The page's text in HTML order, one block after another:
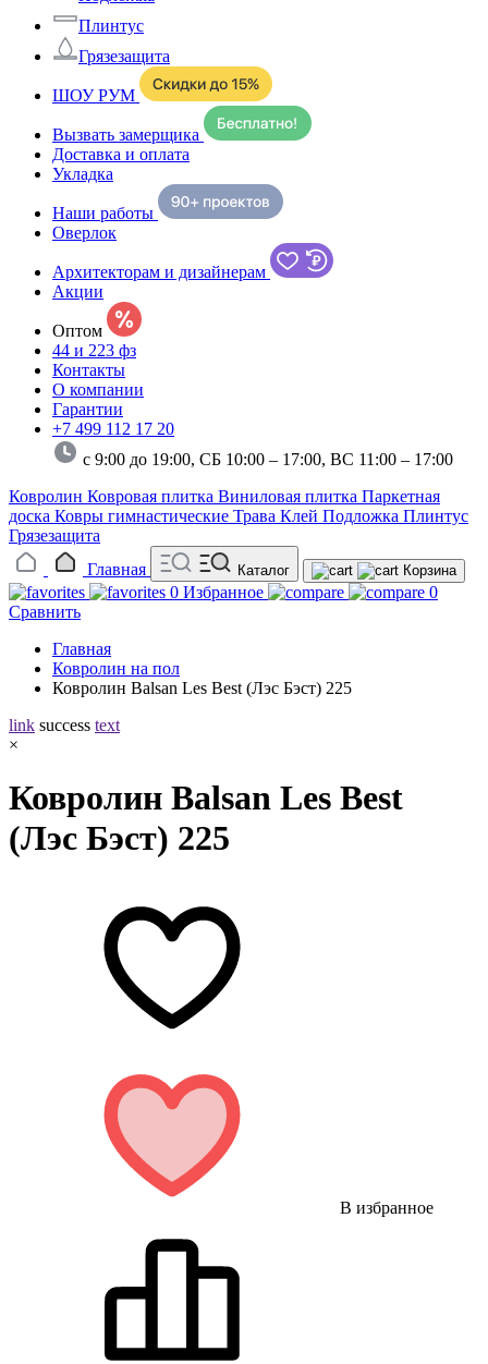
Плинтус
Грязезащита
ШОУ РУМ
Вызвать замерщика
Доставка и оплата
Укладка
Наши работы
Оверлок
Архитекторам и дизайнерам
Акции
Оптом
44 и 223 фз
Контакты
О компании
Гарантии
+7 499 112 17 20
с 9:00 до 19:00, СБ 10:00 – 17:00, ВС 11:00 – 17:00
Ковролин Ковровая плитка Виниловая плитка Паркетная
доска Ковры гимнастические Трава Клей Подложка Плинтус
Грязезащита
Главная
Каталог Корзина
0 Избранное
0
Сравнить
Главная
Ковролин на пол
Ковролин Balsan Les Best (Лэс Бэст) 225
link success text
×
Ковролин Balsan Les Best
(Лэс Бэст) 225
В избранное